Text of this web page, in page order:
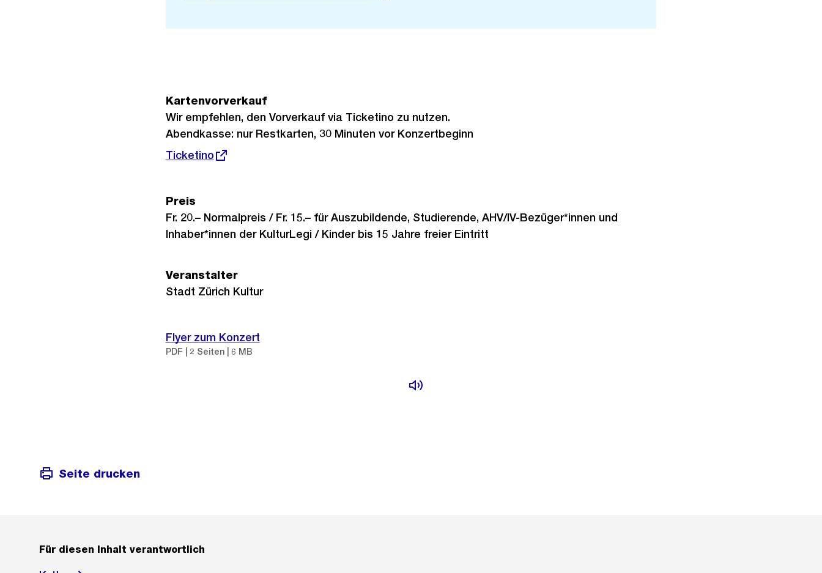
Kartenvorverkauf
Wir empfehlen, den Vorverkauf via Ticketino zu nutzen.
Abendkasse: nur Restkarten, 30 Minuten vor Konzertbeginn
Externer
Link:
Ticketino
Preis
Fr. 20.– Normalpreis / Fr. 15.– für Auszubildende, Studierende, AHV/IV-Bezüger*innen und
Inhaber*innen der KulturLegi / Kinder bis 15 Jahre freier Eintritt
Veranstalter
Stadt Zürich Kultur
Flyer zum Konzert
PDF | 2 Seiten | 6 MB
Seite drucken
Für diesen Inhalt verantwortlich